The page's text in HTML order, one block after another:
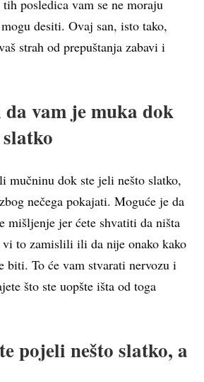
posledica vam se ne moraju
desiti. Ovaj san, isto tako,
strah od prepuštanja zabavi i
vam je muka dok
mučninu dok ste jeli nešto slatko,
nečega pokajati. Moguće je da
mišljenje jer ćete shvatiti da ništa
vi to zamislili ili da nije onako kako
biti. To će vam stvarati nervozu i
što ste uopšte išta od toga
pojeli nešto slatko, a